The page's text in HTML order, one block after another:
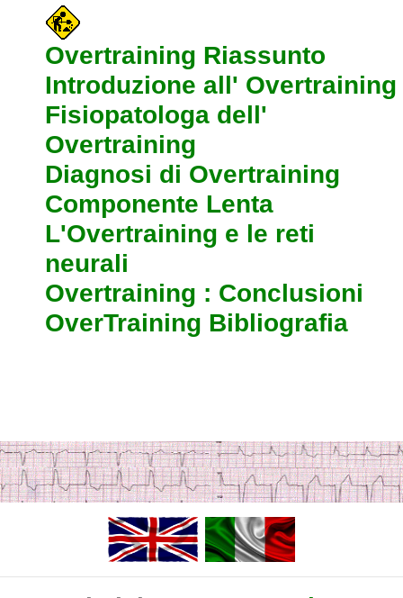
Overtraining Riassunto
Introduzione all' Overtraining
Fisiopatologa dell'
Overtraining
Diagnosi di Overtraining
Componente Lenta
L'Overtraining e le reti
neurali
Overtraining : Conclusioni
OverTraining Bibliografia